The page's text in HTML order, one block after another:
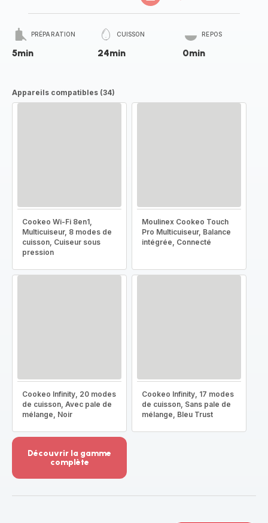
PRÉPARATION
5min
CUISSON
24min
REPOS
0min
Appareils compatibles (34)
Cookeo Wi-Fi 8en1,
Multicuiseur, 8 modes de
cuisson, Cuiseur sous
pression
Moulinex Cookeo Touch
Pro Multicuiseur, Balance
intégrée, Connecté
Cookeo Infinity, 20 modes
de cuisson, Avec pale de
mélange, Noir
Cookeo Infinity, 17 modes
de cuisson, Sans pale de
mélange, Bleu Trust
Découvrir la gamme
complète
-